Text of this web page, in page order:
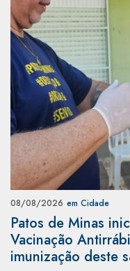
08/08/2026 em Cidade
Patos de Minas
Vacinação
imunização deste